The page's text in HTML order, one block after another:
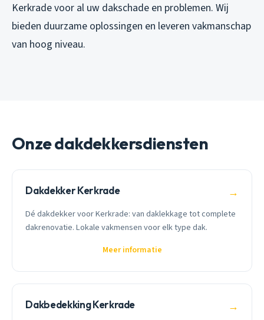
Kerkrade voor al uw dakschade en problemen. Wij
bieden duurzame oplossingen en leveren vakmanschap
van hoog niveau.
Onze dakdekkersdiensten
Dakdekker Kerkrade →
Dé dakdekker voor Kerkrade: van daklekkage tot complete
dakrenovatie. Lokale vakmensen voor elk type dak.
Meer informatie
Dakbedekking Kerkrade →